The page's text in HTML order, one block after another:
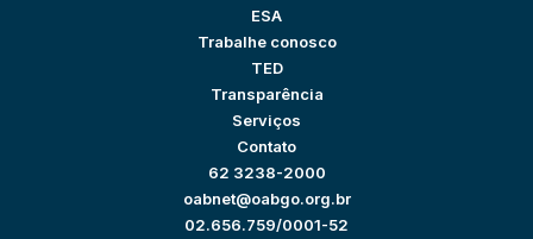
ESA
Trabalhe conosco
TED
Transparência
Serviços
Contato
62 3238-2000
oabnet@oabgo.org.br
02.656.759/0001-52